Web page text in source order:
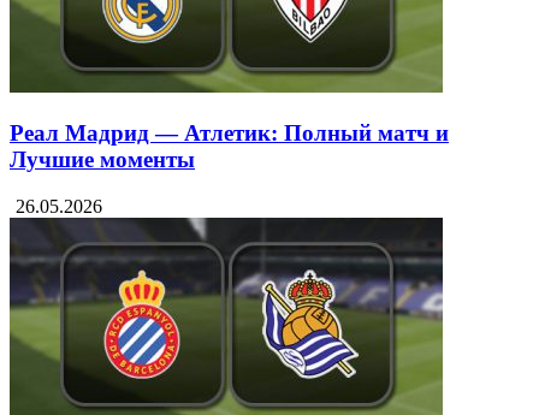
Реал Мадрид — Атлетик: Полный матч и
Лучшие моменты
26.05.2026